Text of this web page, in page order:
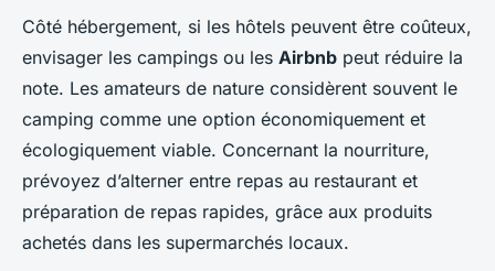
Côté hébergement, si les hôtels peuvent être coûteux,
envisager les campings ou les Airbnb peut réduire la
note. Les amateurs de nature considèrent souvent le
camping comme une option économiquement et
écologiquement viable. Concernant la nourriture,
prévoyez d’alterner entre repas au restaurant et
préparation de repas rapides, grâce aux produits
achetés dans les supermarchés locaux.